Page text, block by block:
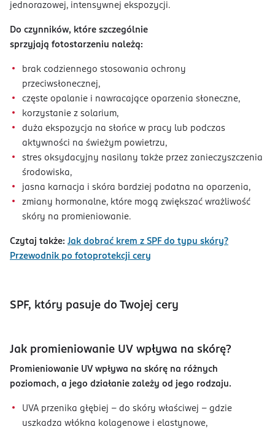
jednorazowej, intensywnej ekspozycji.
Do czynników, które szczególnie
sprzyjają fotostarzeniu należą:
brak codziennego stosowania ochrony
przeciwsłonecznej,
częste opalanie i nawracające oparzenia słoneczne,
korzystanie z solarium,
duża ekspozycja na słońce w pracy lub podczas
aktywności na świeżym powietrzu,
stres oksydacyjny nasilany także przez zanieczyszczenia
środowiska,
jasna karnacja i skóra bardziej podatna na oparzenia,
zmiany hormonalne, które mogą zwiększać wrażliwość
skóry na promieniowanie.
Czytaj także: Jak dobrać krem z SPF do typu skóry?
Przewodnik po fotoprotekcji cery
SPF, który pasuje do Twojej cery
Jak promieniowanie UV wpływa na skórę?
Promieniowanie UV wpływa na skórę na różnych
poziomach, a jego działanie zależy od jego rodzaju.
UVA przenika głębiej – do skóry właściwej – gdzie
uszkadza włókna kolagenowe i elastynowe,